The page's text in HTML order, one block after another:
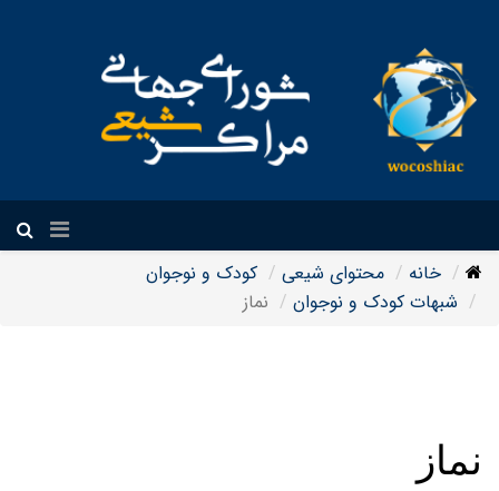
خانه محتوای شیعی
کودک و نوجوان
شبهات کودک و نوجوان
نماز
نماز